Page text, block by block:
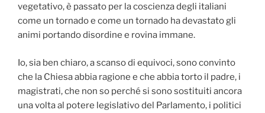
RAGIONE
vegetativo, è passato per la coscienza degli italiani
come un tornado e come un tornado ha devastato gli
animi portando disordine e rovina immane.
Io, sia ben chiaro, a scanso di equivoci, sono convinto
che la Chiesa abbia ragione e che abbia torto il padre, i
magistrati, che non so perché si sono sostituiti ancora
una volta al potere legislativo del Parlamento, i politici